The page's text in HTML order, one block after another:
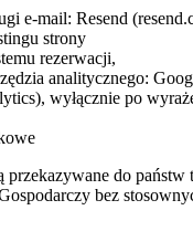
e-mail: Resend
strony
rezerwacji,
analitycznego:
wyłącznie po
przekazywane do państw
bez